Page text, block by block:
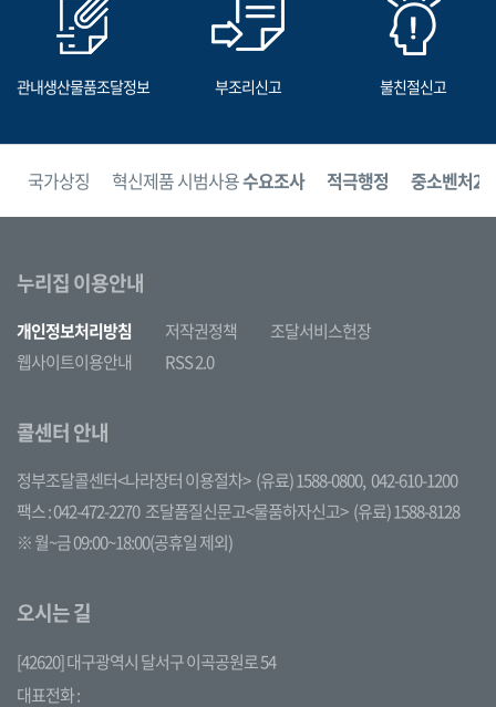
관내생산물품조달정보 부조리신고 불친절신고
국가상징 혁신제품 시범사용수요조사 적극행정 중소벤처24
누리집 이용안내
개인정보처리방침 저작권정책
조달서비스헌장
웹사이트이용안내
RSS 2.0
콜센터 안내
정부조달콜센터<나라장터 이용절차> (유료) 1588-0800, 042-610-1200
팩스 : 042-472-2270 조달품질신문고<물품하자신고> (유료) 1588-8128
※ 월~금 09:00~18:00(공휴일 제외)
오시는 길
[42620] 대구광역시 달서구 이곡공원로 54
대표전화 :